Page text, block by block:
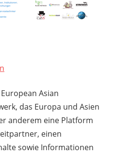
Asian
das Europa und Asien
anderem eine Platform
einen
sowie Informationen